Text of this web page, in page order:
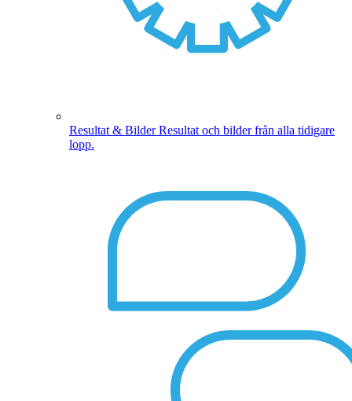
Resultat & Bilder Resultat och bilder från alla tidigare
lopp.